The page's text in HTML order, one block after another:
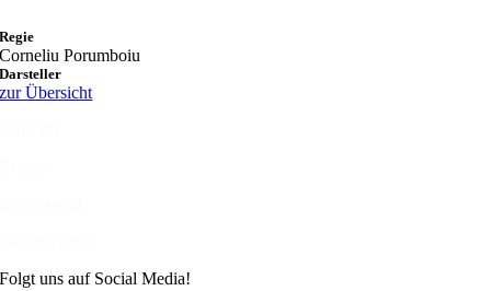
Regie
Corneliu Porumboiu
Darsteller
zur Übersicht
Folgt uns auf Social Media!